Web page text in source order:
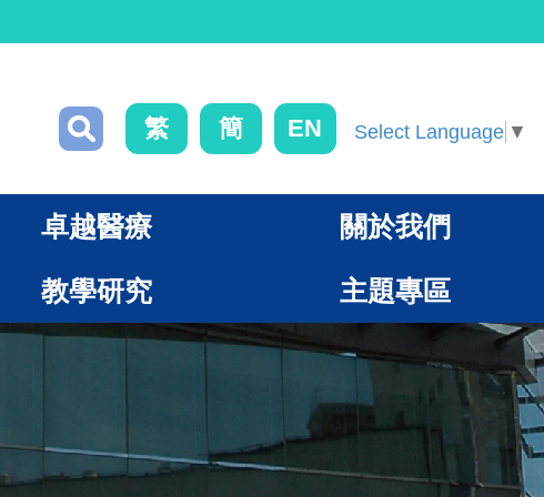
繁 簡 EN Select Language ▼
卓越醫療 關於我們
教學研究 主題專區